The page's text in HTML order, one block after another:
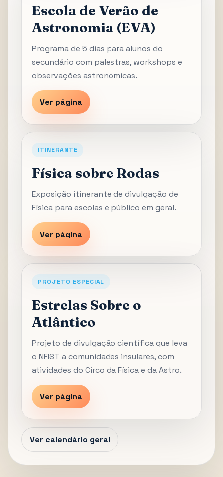
Escola de Verão de
Astronomia (EVA)
Programa de 5 dias para alunos do
secundário com palestras, workshops e
observações astronómicas.
Ver página
ITINERANTE
Física sobre Rodas
Exposição itinerante de divulgação de
Física para escolas e público em geral.
Ver página
PROJETO ESPECIAL
Estrelas Sobre o
Atlântico
Projeto de divulgação científica que leva
o NFIST a comunidades insulares, com
atividades do Circo da Física e da Astro.
Ver página
Ver calendário geral